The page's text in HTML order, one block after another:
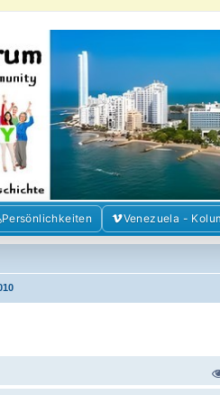
und Gemeinschaft im Kolumbienforum
Persönlichkeiten Venezuela -